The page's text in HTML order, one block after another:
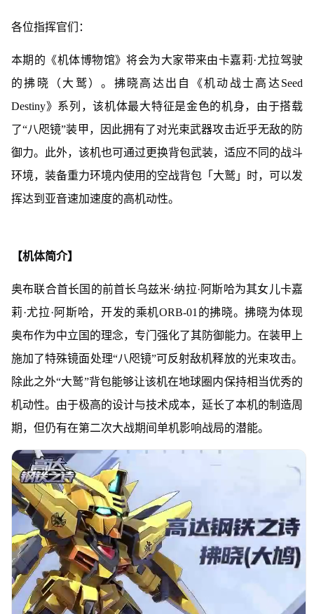
各位指挥官们：
本期的《机体博物馆》将会为大家带来由卡嘉莉·尤拉驾驶
的拂晓（大鹫）。拂晓高达出自《机动战士高达Seed
Destiny》系列，该机体最大特征是金色的机身，由于搭载
了“八咫镜”装甲，因此拥有了对光束武器攻击近乎无敌的防
御力。此外，该机也可通过更换背包武装，适应不同的战斗
环境，装备重力环境内使用的空战背包「大鹫」时，可以发
挥达到亚音速加速度的高机动性。
【机体简介】
奥布联合首长国的前首长乌兹米·纳拉·阿斯哈为其女儿卡嘉
莉·尤拉·阿斯哈，开发的乘机ORB-01的拂晓。拂晓为体现
奥布作为中立国的理念，专门强化了其防御能力。在装甲上
施加了特殊镜面处理“八咫镜”可反射敌机释放的光束攻击。
除此之外“大鹫”背包能够让该机在地球圈内保持相当优秀的
机动性。由于极高的设计与技术成本，延长了本机的制造周
期，但仍有在第二次大战期间单机影响战局的潜能。